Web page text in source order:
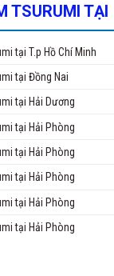
TSURUMI TẠI
tại T.p Hồ Chí Minh
tại Đồng Nai
tại Hải Dương
tại Hải Phòng
tại Hải Phòng
tại Hải Phòng
tại Hải Phòng
tại Hải Phòng